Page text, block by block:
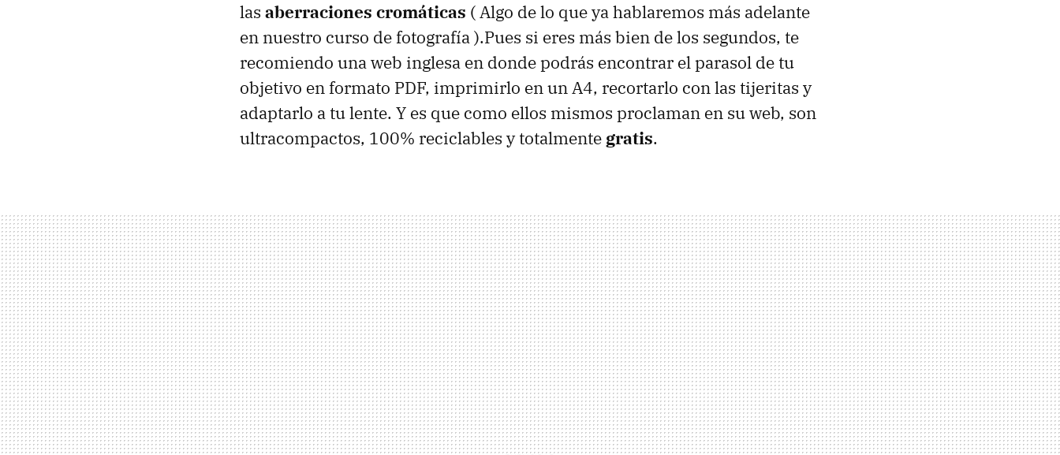
las aberraciones cromáticas ( Algo de lo que ya hablaremos más adelante
en nuestro curso de fotografía ).Pues si eres más bien de los segundos, te
recomiendo una web inglesa en donde podrás encontrar el parasol de tu
objetivo en formato PDF, imprimirlo en un A4, recortarlo con las tijeritas y
adaptarlo a tu lente. Y es que como ellos mismos proclaman en su web, son
ultracompactos, 100% reciclables y totalmente gratis.